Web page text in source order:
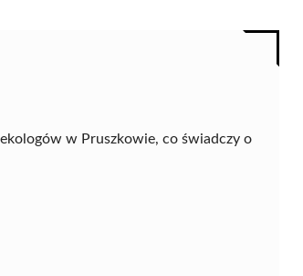
w Pruszkowie, co świadczy o